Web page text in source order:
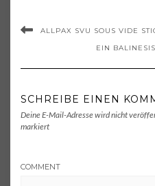
ALLPAX SVU SOUS VIDE
EIN
SCHREIBE EINEN
Deine E-Mail-Adresse wird nicht
markiert
COMMENT